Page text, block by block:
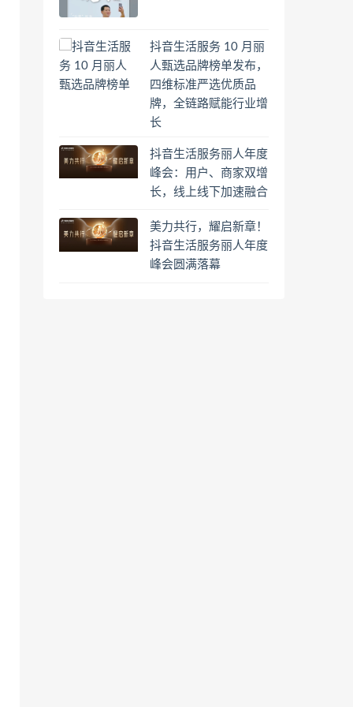
抖音生活服务 10 月丽
人甄选品牌榜单发布，
四维标准严选优质品
牌，全链路赋能行业增
长
抖音生活服务丽人年度
峰会：用户、商家双增
长，线上线下加速融合
美力共行，耀启新章！
抖音生活服务丽人年度
峰会圆满落幕